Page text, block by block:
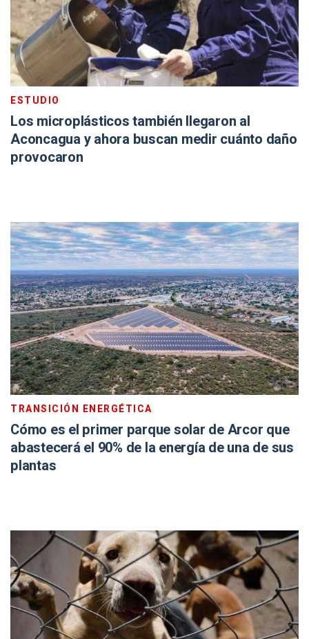
ESTUDIO
Los microplásticos también llegaron al
Aconcagua y ahora buscan medir cuánto daño
provocaron
TRANSICIÓN ENERGÉTICA
Cómo es el primer parque solar de Arcor que
abastecerá el 90% de la energía de una de sus
plantas